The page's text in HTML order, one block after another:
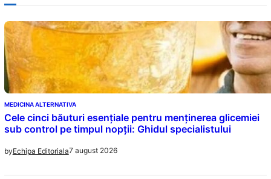
MEDICINA ALTERNATIVA
Cele cinci băuturi esențiale pentru menținerea glicemiei
sub control pe timpul nopții: Ghidul specialistului
byEchipa Editoriala7 august 2026